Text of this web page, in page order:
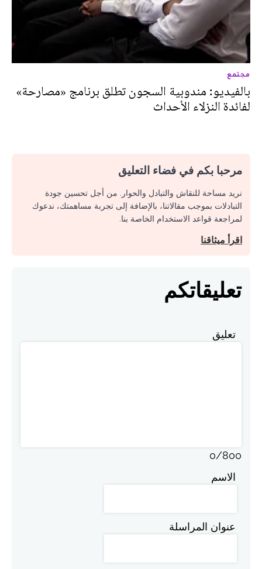
مجتمع
بالفيديو: مندوبية السجون تطلق برنامج «مصارحة»
لفائدة النزلاء الأحداث
مرحبا بكم في فضاء التعليق
نريد مساحة للنقاش والتبادل والحوار. من أجل تحسين جودة
التبادلات بموجب مقالاتنا، بالإضافة إلى تجربة مساهمتك، ندعوك
لمراجعة قواعد الاستخدام الخاصة بنا.
اقرأ ميثاقنا
تعليقاتكم
تعليق
0/800
الاسم
عنوان المراسلة